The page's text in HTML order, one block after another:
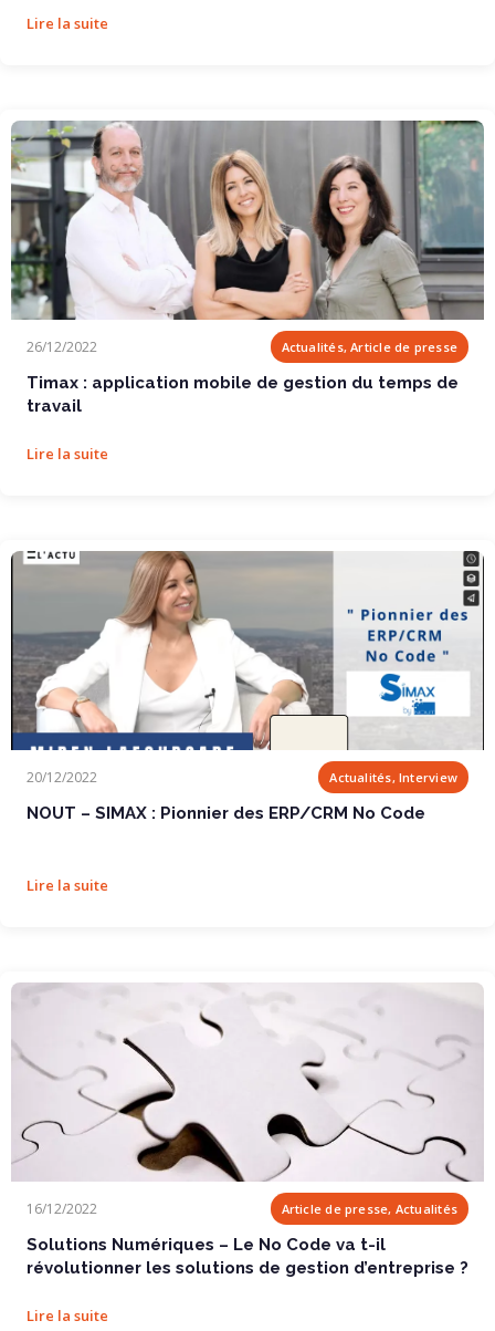
Lire la suite
Timax : application mobile de gestion du temps de...
26/12/2022 Actualités, Article de presse
Timax : application mobile de gestion du temps de
travail
Lire la suite
20/12/2022 Actualités, Interview
NOUT – SIMAX : Pionnier des ERP/CRM No Code
Lire la suite
Solutions Numériques – Le No Code va t-il...
16/12/2022 Article de presse, Actualités
Solutions Numériques – Le No Code va t-il
révolutionner les solutions de gestion d’entreprise ?
Lire la suite